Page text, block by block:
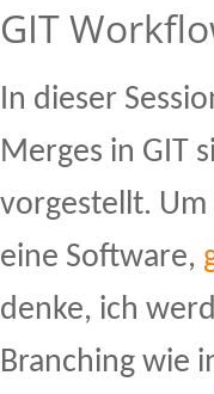
GIT
In dieser
Merges in GIT
vorgestellt.
eine Software,
denke, ich
Branching wie